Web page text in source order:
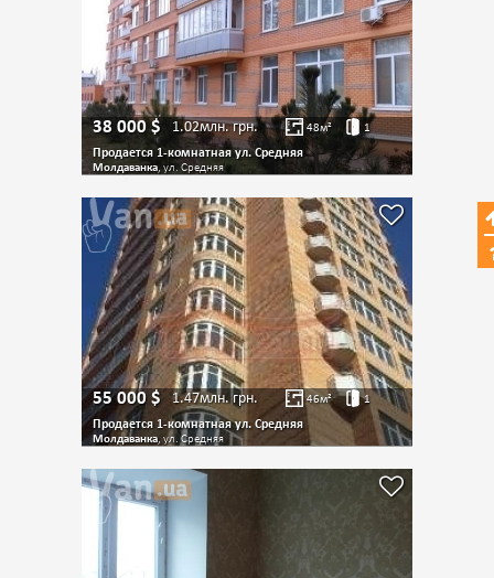
38 000$ 1.02млн.грн. 48м² 1
Продается 1-комнатная ул. Средняя
Молдаванка, ул. Средняя
55 000 $ 1.47млн.грн. 46м² 1
Продается 1-комнатная ул. Средняя
Молдаванка, ул. Средняя